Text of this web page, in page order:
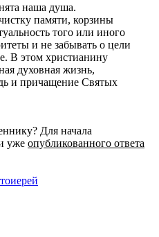
наша душа.
памяти, корзины
того или иного
и не забывать о цели
В этом христианину
духовная жизнь,
и причащение Святых
Для начала
уже опубликованного ответа